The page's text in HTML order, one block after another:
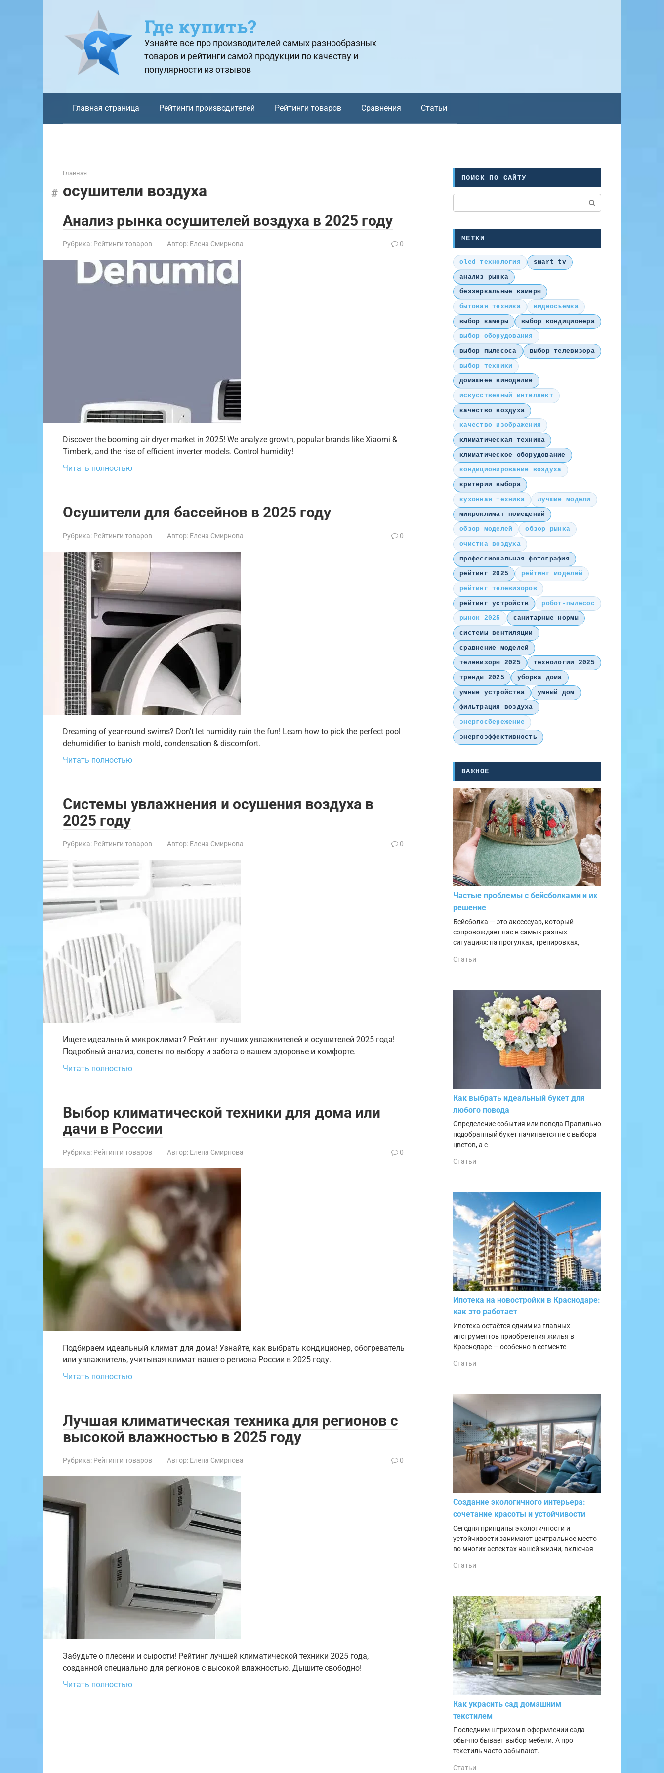
Где купить?
Узнайте все про производителей самых разнообразных
товаров и рейтинги самой продукции по качеству и
популярности из отзывов
Главная страница Рейтинги производителей Рейтинги товаров Сравнения Статьи
Главная
осушители воздуха
Анализ рынка осушителей воздуха в 2025 году
Рубрика: Рейтинги товаров Автор: Елена Смирнова 0
Discover the booming air dryer market in 2025! We analyze growth, popular brands like Xiaomi &
Timberk, and the rise of efficient inverter models. Control humidity!
Читать полностью
Осушители для бассейнов в 2025 году
Рубрика: Рейтинги товаров Автор: Елена Смирнова 0
Dreaming of year-round swims? Don't let humidity ruin the fun! Learn how to pick the perfect pool
dehumidifier to banish mold, condensation & discomfort.
Читать полностью
Системы увлажнения и осушения воздуха в
2025 году
Рубрика: Рейтинги товаров Автор: Елена Смирнова 0
Ищете идеальный микроклимат? Рейтинг лучших увлажнителей и осушителей 2025 года!
Подробный анализ, советы по выбору и забота о вашем здоровье и комфорте.
Читать полностью
Выбор климатической техники для дома или
дачи в России
Рубрика: Рейтинги товаров Автор: Елена Смирнова 0
Подбираем идеальный климат для дома! Узнайте, как выбрать кондиционер, обогреватель
или увлажнитель, учитывая климат вашего региона России в 2025 году.
Читать полностью
Лучшая климатическая техника для регионов с
высокой влажностью в 2025 году
Рубрика: Рейтинги товаров Автор: Елена Смирнова 0
Забудьте о плесени и сырости! Рейтинг лучшей климатической техники 2025 года,
созданной специально для регионов с высокой влажностью. Дышите свободно!
Читать полностью
ПОИСК ПО САЙТУ
МЕТКИ
oled технология
smart tv
анализ рынка
беззеркальные камеры
бытовая техника
видеосъемка
выбор камеры
выбор кондиционера
выбор оборудования
выбор пылесоса
выбор телевизора
выбор техники
домашнее виноделие
искусственный интеллект
качество воздуха
качество изображения
климатическая техника
климатическое оборудование
кондиционирование воздуха
критерии выбора
кухонная техника
лучшие модели
микроклимат помещений
обзор моделей
обзор рынка
очистка воздуха
профессиональная фотография
рейтинг 2025
рейтинг моделей
рейтинг телевизоров
рейтинг устройств
робот-пылесос
рынок 2025
санитарные нормы
системы вентиляции
сравнение моделей
телевизоры 2025
технологии 2025
тренды 2025
уборка дома
умные устройства
умный дом
фильтрация воздуха
энергосбережение
энергоэффективность
ВАЖНОЕ
Частые проблемы с бейсболками и их
решение
Бейсболка — это аксессуар, который
сопровождает нас в самых разных
ситуациях: на прогулках, тренировках,
Статьи
Как выбрать идеальный букет для
любого повода
Определение события или повода Правильно
подобранный букет начинается не с выбора
цветов, а с
Статьи
Ипотека на новостройки в Краснодаре:
как это работает
Ипотека остаётся одним из главных
инструментов приобретения жилья в
Краснодаре — особенно в сегменте
Статьи
Создание экологичного интерьера:
сочетание красоты и устойчивости
Сегодня принципы экологичности и
устойчивости занимают центральное место
во многих аспектах нашей жизни, включая
Статьи
Как украсить сад домашним
текстилем
Последним штрихом в оформлении сада
обычно бывает выбор мебели. А про
текстиль часто забывают.
Статьи